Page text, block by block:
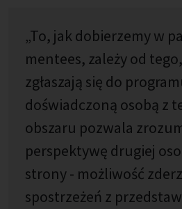
„To, jak dobierzemy w
mentees, zależy od
zgłaszają się do
doświadczoną osobą z
obszaru pozwala
perspektywę drugiej
strony - możliwość
spostrzeżeń z